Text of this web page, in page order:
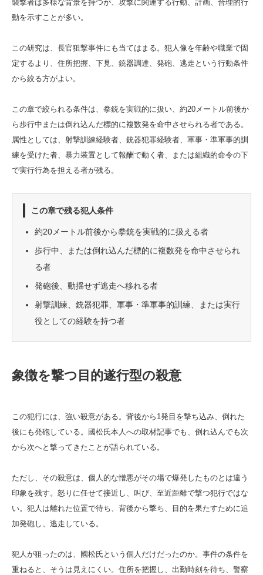
襲撃者は多様な背景を持つが、攻撃に関連する行動、計画、合理的行
動を示すことが多い。
この研究は、長官狙撃事件にも当てはまる。犯人像を年齢や職業で固
定するより、住所把握、下見、銃器調達、発砲、逃走という行動条件
から絞る方がよい。
この章で絞られる条件は、拳銃を実戦的に扱い、約20メートル前後か
ら歩行中または倒れ込んだ標的に複数発を命中させられる者である。
属性としては、射撃訓練経験者、銃器犯罪経験者、軍事・準軍事的訓
練を受けた者、暴力装置として報酬で動く者、または組織的命令の下
で実行行為を担える者が残る。
この章で残る犯人条件
約20メートル前後から拳銃を実戦的に扱える者
歩行中、または倒れ込んだ標的に複数発を命中させられ
る者
発砲後、動揺せず逃走へ移れる者
射撃訓練、銃器犯罪、軍事・準軍事的訓練、または実行
役としての経験を持つ者
象徴を撃つ目的遂行型の殺意
この犯行には、強い殺意がある。背後から1発目を撃ち込み、倒れた
後にも発砲している。國松氏本人への取材記事でも、倒れ込んでも次
から次へと撃ってきたことが語られている。
ただし、その殺意は、個人的な憎悪がその場で爆発したものとは違う
印象を残す。怒りに任せて接近し、叫び、至近距離で撃つ犯行ではな
い。犯人は離れた位置で待ち、背後から撃ち、目的を果たすために追
加発砲し、逃走している。
犯人が狙ったのは、國松氏という個人だけだったのか。事件の条件を
重ねると、そうは見えにくい。住所を把握し、出勤時刻を待ち、警察